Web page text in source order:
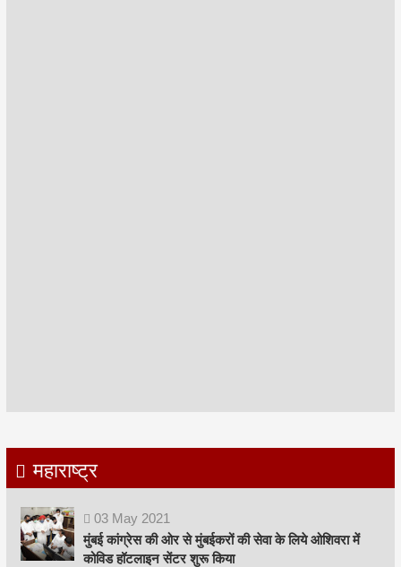
महाराष्ट्र
03 May 2021
मुंबई कांग्रेस की ओर से मुंबईकरों की सेवा के लिये ओशिवरा में
कोविड हॉटलाइन सेंटर शुरू किया